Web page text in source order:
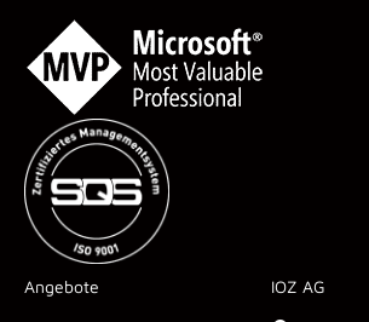
Angebote IOZ AG